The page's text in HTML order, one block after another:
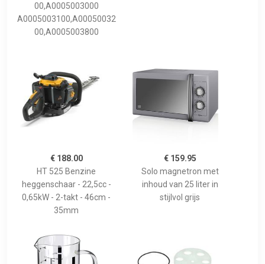
00,A0005003000
A0005003100,A00050032
00,A0005003800
€ 188.00
HT 525 Benzine
heggenschaar - 22,5cc -
0,65kW - 2-takt - 46cm -
35mm
€ 159.95
Solo magnetron met
inhoud van 25 liter in
stijlvol grijs